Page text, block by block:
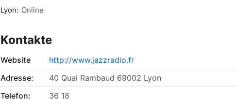
Lyon: Online
Kontakte
Website
http://www.jazzradio.fr
Adresse:
40 Quai Rambaud 69002 Lyon
Telefon:
36 18